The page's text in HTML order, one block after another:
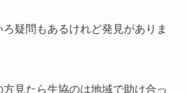
ろ疑問もあるけれど発見がありま
見たら生協のは地域で助け合っ